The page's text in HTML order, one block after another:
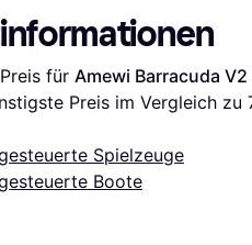
für Amewi Barracuda
Preis im Vergleich zu
Spielzeuge
Boote